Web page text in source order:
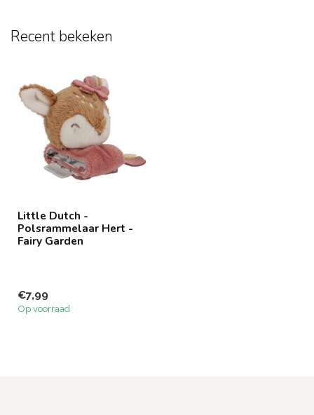
Recent bekeken
Little Dutch -
Polsrammelaar Hert -
Fairy Garden
€7,99
Op voorraad